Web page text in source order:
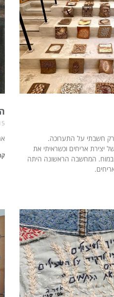
חשבתי על התערוכה.
יצירת אריחים וכשראיתי את
במוח. המחשבה הראשונה היתה
15
ד